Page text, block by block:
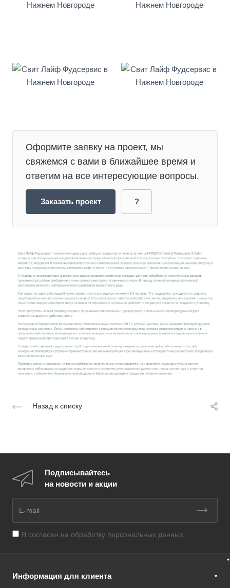
Оформите заявку на проект, мы
свяжемся с вами в ближайшее время и
ответим на все интересующие вопросы.
Заказать проект ?
Назад к списку
Подписывайтесь
на новости и акции
Я согласен на обработку персональных данных
Информация для клиента